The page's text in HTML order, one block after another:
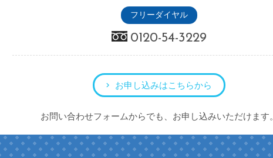
フリーダイヤル
0120-54-3229
お申し込みはこちらから
お問い合わせフォームからでも、お申し込みいただけます。